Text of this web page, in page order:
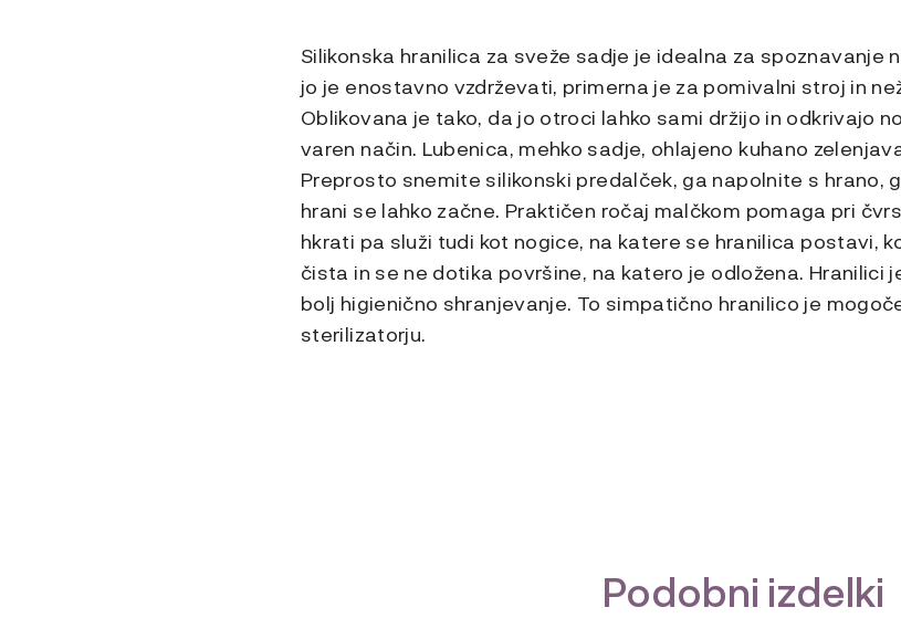
Silikonska hranilica za sveže sadje je idealna za spoznavanje
jo je enostavno vzdrževati, primerna je za pomivalni stroj in
Oblikovana je tako, da jo otroci lahko sami držijo in odkrivajo
varen način. Lubenica, mehko sadje, ohlajeno kuhano
Preprosto snemite silikonski predalček, ga napolnite s hrano,
hrani se lahko začne. Praktičen ročaj malčkom pomaga pri
hkrati pa služi tudi kot nogice, na katere se hranilica postavi,
čista in se ne dotika površine, na katero je odložena. Hranilici
bolj higienično shranjevanje. To simpatično hranilico je
sterilizatorju.
Podobni izdelki